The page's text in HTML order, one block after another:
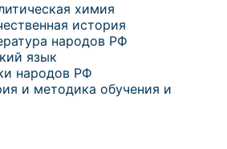
химия
история
народов РФ
язык
народов РФ
и методика обучения и